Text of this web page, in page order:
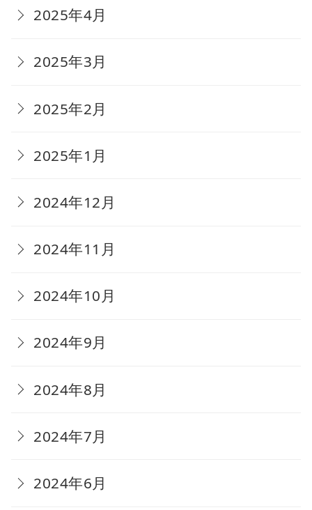
2025年4月
2025年3月
2025年2月
2025年1月
2024年12月
2024年11月
2024年10月
2024年9月
2024年8月
2024年7月
2024年6月